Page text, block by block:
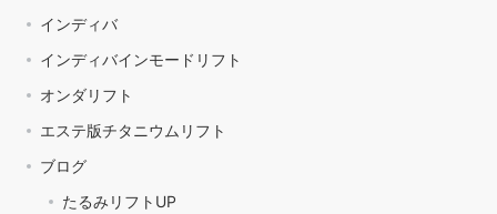
インディバ
インディバインモードリフト
オンダリフト
エステ版チタニウムリフト
ブログ
たるみリフトUP